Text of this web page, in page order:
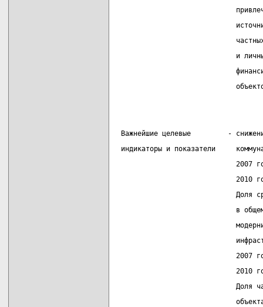
и
Важнейшие целевые         -
индикаторы и показатели
2007
2010
Доля
в
2007
2010
Доля